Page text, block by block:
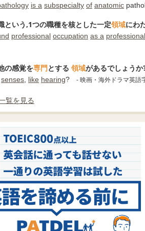
is a subspecialty of anatomic
という,1つの職種を核とした一定領域にわ
professional occupation as a professional
の感覚を専門とする 領域があるでしょうか
senses like hearing? - 映画・海外ドラマ英語
覧を見る